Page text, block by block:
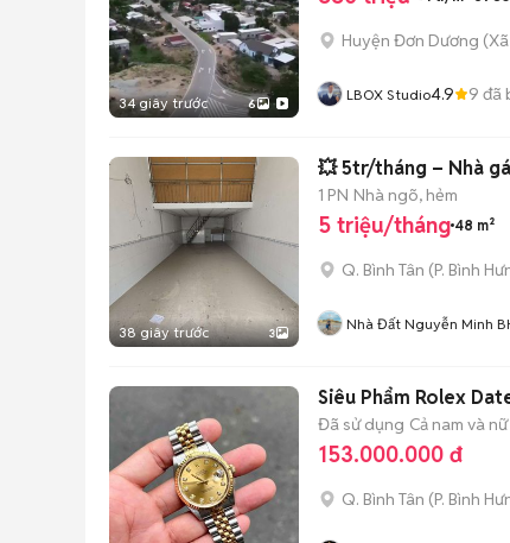
34 giây trước 6
Huyện Đơn Dương (
LBOX Studio4.9 9 đã
38 giây trước 3
💥 5tr/tháng – Nhà
1 PN Nhà ngõ, hẻm
5 triệu/tháng 48 m²
Q. Bình Tân (P. Bình
Nhà Đất Nguyễn Minh
Siêu Phẩm Rolex
Đã sử dụng Cả nam và nữ
153.000.000 đ
Q. Bình Tân (P. Bình